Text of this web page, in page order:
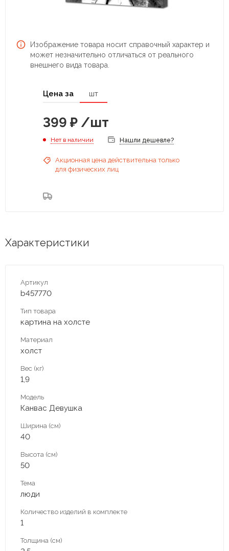
Изображение товара носит справочный характер и
может незначительно отличаться от реального
внешнего вида товара.
Цена за шт
399 ₽ /шт
Нет в наличии Нашли дешевле?
Акционная цена действительна только
для физических лиц
Характеристики
Артикул
b457770
Тип товара
картина на холсте
Материал
холст
Вес (кг)
1,9
Модель
Канвас Девушка
Ширина (см)
40
Высота (см)
50
Тема
люди
Количество изделий в комплекте
1
Толщина (см)